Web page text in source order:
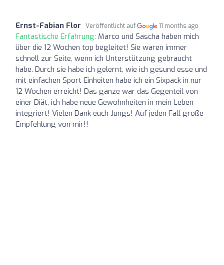
Ernst-Fabian Flor Veröffentlicht auf 11 months ago
Fantastische Erfahrung: Marco und Sascha haben mich
über die 12 Wochen top begleitet! Sie waren immer
schnell zur Seite, wenn ich Unterstützung gebraucht
habe. Durch sie habe ich gelernt, wie ich gesund esse und
mit einfachen Sport Einheiten habe ich ein Sixpack in nur
12 Wochen erreicht! Das ganze war das Gegenteil von
einer Diät, ich habe neue Gewohnheiten in mein Leben
integriert! Vielen Dank euch Jungs! Auf jeden Fall große
Empfehlung von mir!!